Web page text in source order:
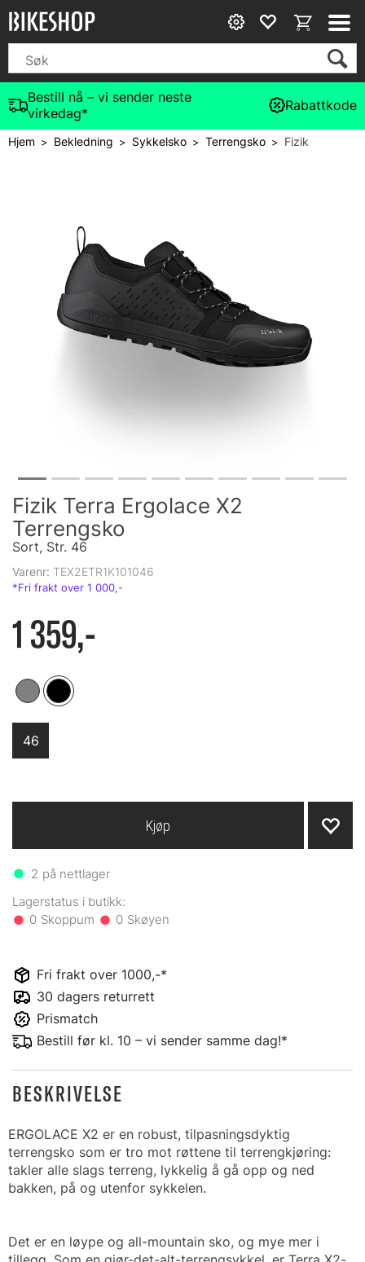
Bestill nå – vi sender neste
virkedag*
Rabattkode
Hjem> Bekledning > Sykkelsko>Terrengsko> Fizik
Fizik Terra Ergolace X2
Terrengsko
Sort, Str. 46
Varenr: TEX2ETR1K101046
1 359,-
46
2 på nettlager
0 0
Kjøp
Fri frakt over 1000,-*
30 dagers returrett
Prismatch
Bestill før kl. 10 – vi sender samme dag!*
BESKRIVELSE
ERGOLACE X2 er en robust, tilpasningsdyktig
terrengsko som er tro mot røttene til terrengkjøring:
takler alle slags terreng, lykkelig å gå opp og ned
bakken, på og utenfor sykkelen.
Det er en løype og all-mountain sko, og mye mer i